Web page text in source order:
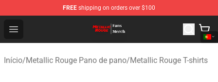
FREE shipping on orders over $100
Open menu
Metallic Rouge Store - Official Metallic Rouge
Início/Metallic Rouge Pano de pano/Metallic Rouge T-shirts